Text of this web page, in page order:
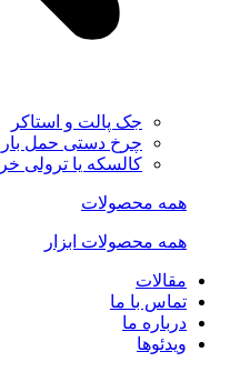
جک پالت و استاکر
چرخ دستی حمل بار
کالسکه یا ترولی
همه محصولات
همه محصولات ابزار
مقالات
تماس با ما
درباره ما
ویدئوها